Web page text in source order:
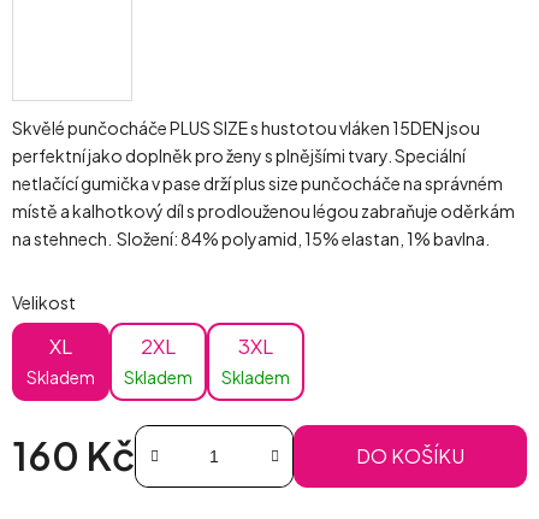
Skvělé punčocháče PLUS SIZE s hustotou vláken 15DEN jsou
perfektní jako doplněk pro ženy s plnějšími tvary. Speciální
netlačící gumička v pase drží plus size punčocháče na správném
místě a kalhotkový díl s prodlouženou légou zabraňuje oděrkám
na stehnech. Složení: 84% polyamid, 15% elastan, 1% bavlna.
Velikost
XL
Skladem
2XL
Skladem
3XL
Skladem
160 Kč DO KOŠÍKU